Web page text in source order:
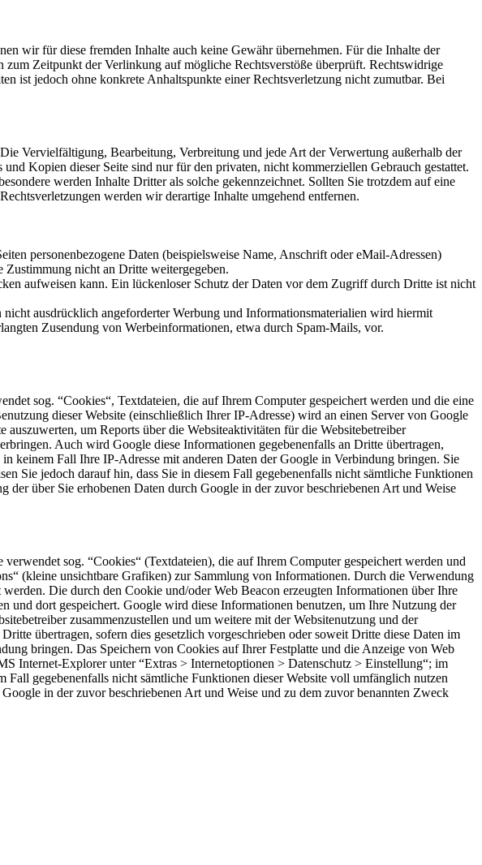
wir für diese fremden Inhalte auch keine Gewähr übernehmen. Für die Inhalte der
Zeitpunkt der Verlinkung auf mögliche Rechtsverstöße überprüft. Rechtswidrige
ist jedoch ohne konkrete Anhaltspunkte einer Rechtsverletzung nicht zumutbar. Bei
Vervielfältigung, Bearbeitung, Verbreitung und jede Art der Verwertung außerhalb der
Kopien dieser Seite sind nur für den privaten, nicht kommerziellen Gebrauch gestattet.
werden Inhalte Dritter als solche gekennzeichnet. Sollten Sie trotzdem auf eine
werden wir derartige Inhalte umgehend entfernen.
personenbezogene Daten (beispielsweise Name, Anschrift oder eMail-Adressen)
nicht an Dritte weitergegeben.
aufweisen kann. Ein lückenloser Schutz der Daten vor dem Zugriff durch Dritte ist nicht
ausdrücklich angeforderter Werbung und Informationsmaterialien wird hiermit
Zusendung von Werbeinformationen, etwa durch Spam-Mails, vor.
sog. “Cookies“, Textdateien, die auf Ihrem Computer gespeichert werden und die eine
dieser Website (einschließlich Ihrer IP-Adresse) wird an einen Server von Google
um Reports über die Websiteaktivitäten für die Websitebetreiber
Auch wird Google diese Informationen gegebenenfalls an Dritte übertragen,
keinem Fall Ihre IP-Adresse mit anderen Daten der Google in Verbindung bringen. Sie
Sie jedoch darauf hin, dass Sie in diesem Fall gegebenenfalls nicht sämtliche Funktionen
über Sie erhobenen Daten durch Google in der zuvor beschriebenen Art und Weise
sog. “Cookies“ (Textdateien), die auf Ihrem Computer gespeichert werden und
(kleine unsichtbare Grafiken) zur Sammlung von Informationen. Durch die Verwendung
Die durch den Cookie und/oder Web Beacon erzeugten Informationen über Ihre
und dort gespeichert. Google wird diese Informationen benutzen, um Ihre Nutzung der
zusammenzustellen und um weitere mit der Websitenutzung und der
übertragen, sofern dies gesetzlich vorgeschrieben oder soweit Dritte diese Daten im
bringen. Das Speichern von Cookies auf Ihrer Festplatte und die Anzeige von Web
Internet-Explorer unter “Extras > Internetoptionen > Datenschutz > Einstellung“; im
gegebenenfalls nicht sämtliche Funktionen dieser Website voll umfänglich nutzen
in der zuvor beschriebenen Art und Weise und zu dem zuvor benannten Zweck